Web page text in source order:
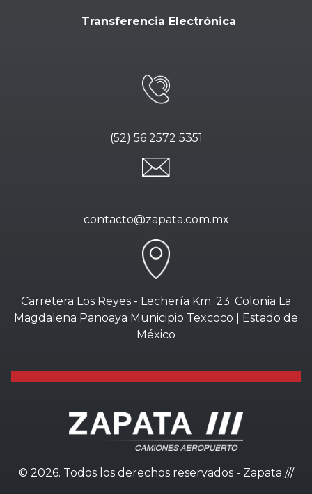
Transferencia Electrónica
(52) 56 2572 5351
contacto@zapata.com.mx
Carretera Los Reyes - Lechería Km. 23. Colonia La
Magdalena Panoaya Municipio Texcoco | Estado de
México
© 2026. Todos los derechos reservados - Zapata ///